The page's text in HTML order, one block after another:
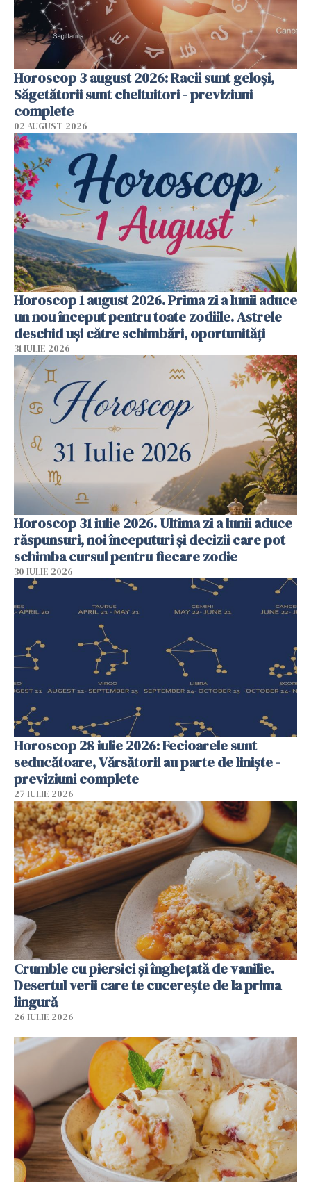
Horoscop 3 august 2026: Racii sunt geloși,
Săgetătorii sunt cheltuitori - previziuni
complete
02 AUGUST 2026
Horoscop 1 august 2026. Prima zi a lunii aduce
un nou început pentru toate zodiile. Astrele
deschid uși către schimbări, oportunități
31 IULIE 2026
Horoscop 31 iulie 2026. Ultima zi a lunii aduce
răspunsuri, noi începuturi și decizii care pot
schimba cursul pentru fiecare zodie
30 IULIE 2026
Horoscop 28 iulie 2026: Fecioarele sunt
seducătoare, Vărsătorii au parte de liniște -
previziuni complete
27 IULIE 2026
Crumble cu piersici și înghețată de vanilie.
Desertul verii care te cucerește de la prima
lingură
26 IULIE 2026